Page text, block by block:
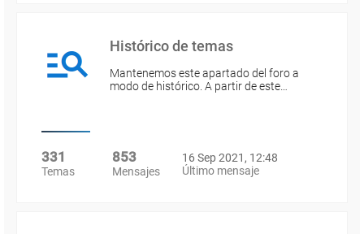
Histórico de temas
Mantenemos este apartado del foro a
modo de histórico. A partir de este…
331
Temas
853
Mensajes
16 Sep 2021, 12:48
Último mensaje